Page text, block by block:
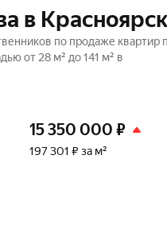
в
по продаже квартир
от 28 м² до 141 м² в
15 350 000 ₽
197 301 ₽ за м²